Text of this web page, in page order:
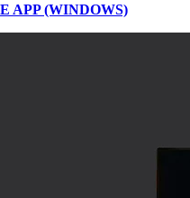
APP (WINDOWS)